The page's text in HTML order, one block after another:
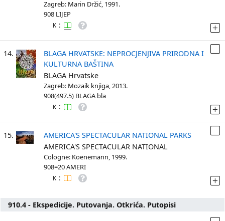
Zagreb: Marin Držić, 1991.
908 LIJEP
K :
14.
BLAGA HRVATSKE: NEPROCJENJIVA PRIRODNA I
KULTURNA BAŠTINA
BLAGA Hrvatske
Zagreb: Mozaik knjiga, 2013.
908(497.5) BLAGA bla
K :
15.
AMERICA'S SPECTACULAR NATIONAL PARKS
AMERICA'S SPECTACULAR NATIONAL
Cologne: Koenemann, 1999.
908=20 AMERI
K :
910.4 - Ekspedicije. Putovanja. Otkrića. Putopisi